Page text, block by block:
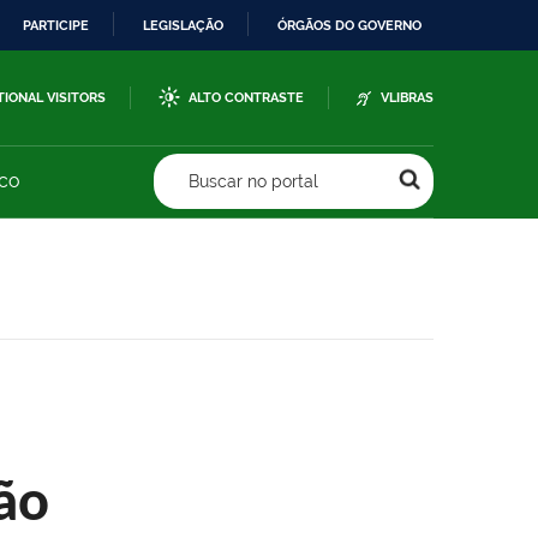
PARTICIPE LEGISLAÇÃO ÓRGÃOS DO GOVERNO
VISITORS ALTO CONTRASTE VLIBRAS
Buscar no portal